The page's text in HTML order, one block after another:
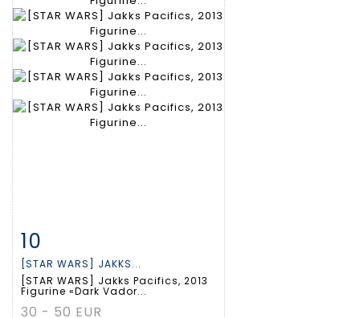
Fiche détaillée
10
[STAR WARS] JAKKS...
[STAR WARS] Jakks Pacifics, 2013
Figurine «Dark Vador...
30 - 50 EUR